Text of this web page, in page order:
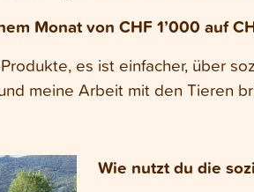
Monat von CHF 1’000 auf
es ist einfacher, über
meine Arbeit mit den Tieren
Wie nutzt du die